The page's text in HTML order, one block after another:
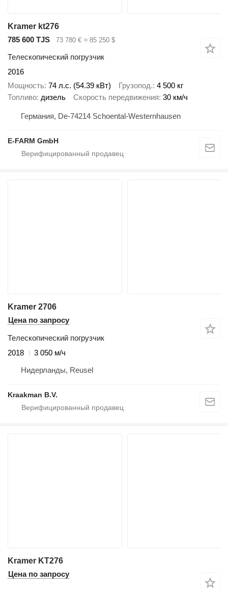
Kramer kt276
785 600 TJS
73 780 € ≈ 85 250 $
Телескопический погрузчик
2016
Мощность 74 л.с. (54.39 кВт) Грузопод. 4 500 кг
Топливо дизель Скорость передвижения 30 км/ч
Германия, De-74214 Schoental-Westernhausen
E-FARM GmbH
Kramer 2706
Цена по запросу
Телескопический погрузчик
2018
3 050 м/ч
Нидерланды, Reusel
Kraakman B.V.
Kramer KT276
Цена по запросу